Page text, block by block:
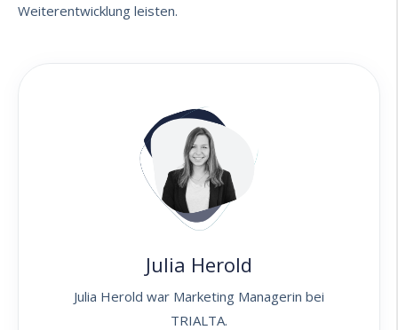
Weiterentwicklung leisten.
Julia Herold
Julia Herold war Marketing Managerin bei
TRIALTA.